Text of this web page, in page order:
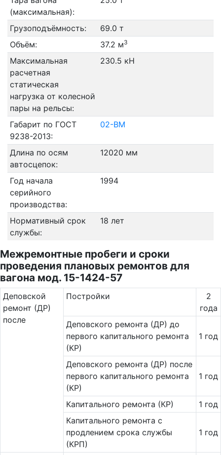
(максимальная):
Грузоподъёмность:
69.0 т
Объём:
37.2 м3
Максимальная
расчетная
статическая
нагрузка от колесной
пары на рельсы:
230.5 кН
Габарит по ГОСТ
9238-2013:
02-ВМ
Длина по осям
автосцепок:
12020 мм
Год начала
серийного
производства:
1994
Нормативный срок
службы:
18 лет
Межремонтные пробеги и сроки
проведения плановых ремонтов для
вагона мод. 15-1424-57
Де­повс­кой
ремонт (ДР)
после
Постройки
2
года
Деповского ремонта (ДР) до
первого капитального ремонта
(КР)
1 год
Деповского ремонта (ДР) после
первого капитального ремонта
(КР)
1 год
Капитального ремонта (КР)
1 год
Ка­питального ремонта с
продлением срока службы
(КРП)
1 год